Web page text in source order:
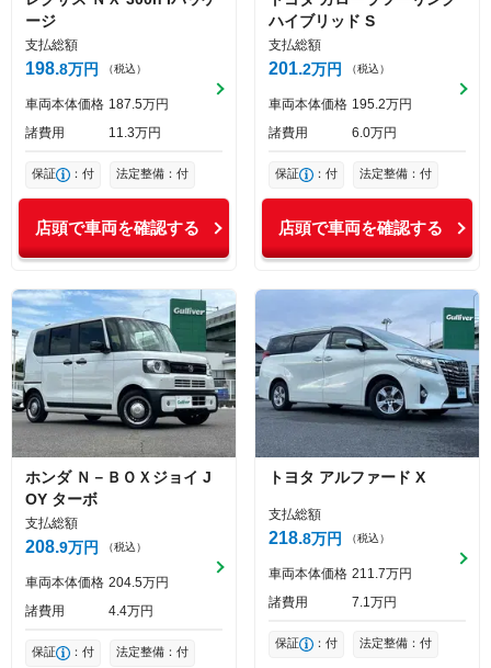
ージ
支払総額
198 8万円 （税込）
車両本体価格 187 5万円
諸費用
11 3万円
保証 ：付 法定整備：付
店頭で車両を確認する
ハイブリッド S
支払総額
201 2万円 （税込）
車両本体価格 195 2万円
諸費用
6 0万円
保証 ：付 法定整備：付
店頭で車両を確認する
ホンダ Ｎ－ＢＯＸジョイ J
OY ターボ
支払総額
208 9万円 （税込）
車両本体価格 204 5万円
諸費用
4 4万円
保証 ：付 法定整備：付
トヨタ アルファード X
支払総額
218 8万円 （税込）
車両本体価格 211 7万円
諸費用
7 1万円
保証 ：付 法定整備：付